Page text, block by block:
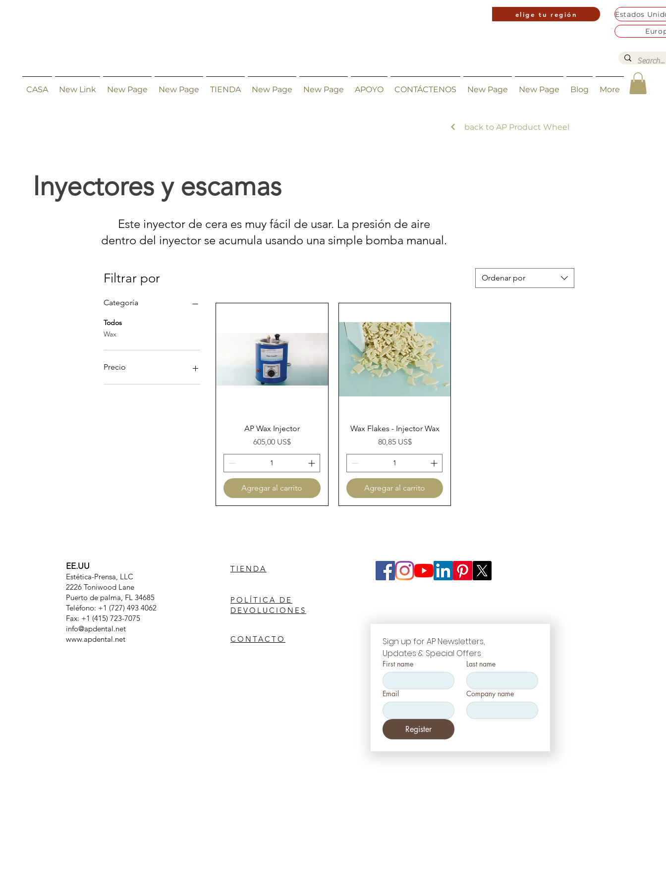
elige tu región
CASA New Link New Page New Page TIENDA New Page New Page APOYO CONTÁCTENOS New Page New Page Blog More
back to AP Product Wheel
Inyectores y escamas
Este inyector de cera es muy fácil de usar. La presión de aire
dentro del inyector se acumula usando una simple bomba manual.
Filtrar por
Categoría
Todos
Wax
Precio
Ordenar por
Vista rápida
AP Wax Injector
Precio
605,00 US$
Agregar al carrito
Vista rápida
Wax Flakes - Injector Wax
Precio
80,85 US$
Agregar al carrito
EE.UU
Estética-Prensa, LLC
2226 Toniwood Lane
Puerto de palma, FL 34685
Teléfono: +1 (727) 493 4062
Fax: +1 (415) 723-7075
info@apdental.net
www.apdental.net
TIENDA
POLÍTICA DE
DEVOLUCIONES
CONTACTO
Sign up for AP Newsletters,
Updates & Special Offers
First name Last name
Email Company name
Register